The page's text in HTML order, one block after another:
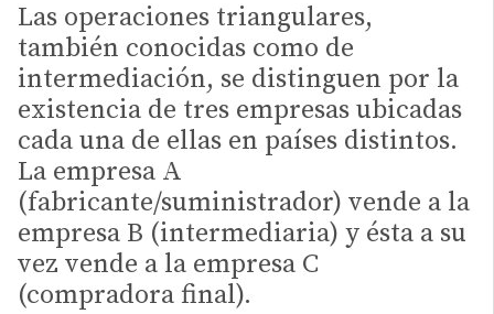
Las operaciones triangulares,
también conocidas como de
intermediación, se distinguen por la
existencia de tres empresas ubicadas
cada una de ellas en países distintos.
La empresa A
(fabricante/suministrador) vende a la
empresa B (intermediaria) y ésta a su
vez vende a la empresa C
(compradora final).